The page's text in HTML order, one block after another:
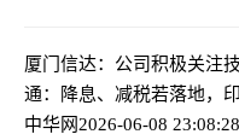
厦门信达：公司积极关注
通：降息、减税若落地，
中华网2026-06-08 23:08:28